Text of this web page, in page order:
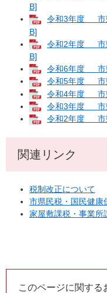
B]
令和3年度 市
B]
令和2年度 市
B]
令和6年度 市
令和5年度 市
令和4年度 市
令和3年度 市
令和2年度 市
関連リンク
税制改正について
市県民税・国民健康
家屋敷課税・事業所
このページに関する